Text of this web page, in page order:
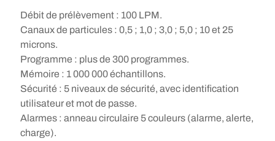
Débit de prélèvement : 100 LPM.
Canaux de particules : 0,5 ; 1,0 ; 3,0 ; 5,0 ; 10 et 25
microns.
Programme : plus de 300 programmes.
Mémoire : 1 000 000 échantillons.
Sécurité : 5 niveaux de sécurité, avec identification
utilisateur et mot de passe.
Alarmes : anneau circulaire 5 couleurs (alarme, alerte,
charge).